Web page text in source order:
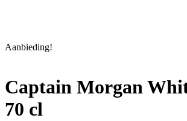
Aanbieding!
Captain Morgan
70 cl